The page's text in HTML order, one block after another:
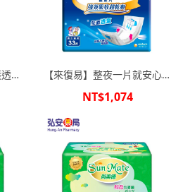
氣
【來復易】整夜一片就安心紙
NT$1,074